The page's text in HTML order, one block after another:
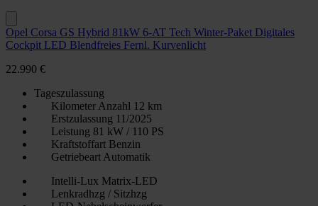
Opel Corsa GS Hybrid 81kW 6-AT Tech Winter-Paket Digitales
Cockpit LED Blendfreies Fernl. Kurvenlicht
22.990 €
Tageszulassung
Kilometer Anzahl 12 km
Erstzulassung 11/2025
Leistung 81 kW / 110 PS
Kraftstoffart Benzin
Getriebeart Automatik
Intelli-Lux Matrix-LED
Lenkradhzg / Sitzhzg